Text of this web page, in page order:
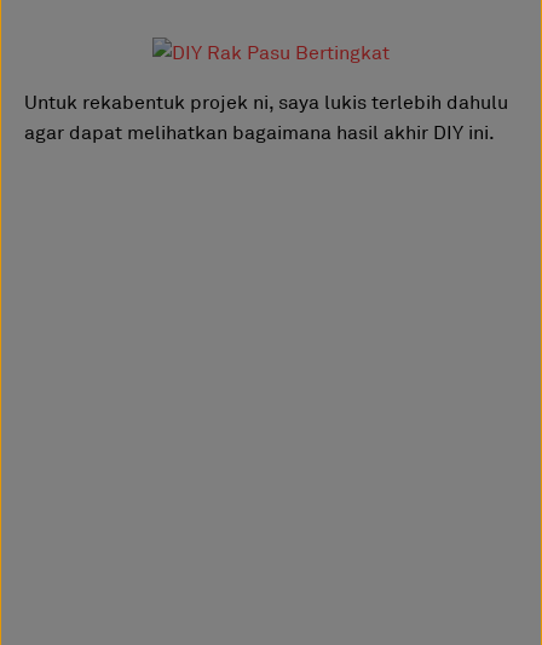
Untuk rekabentuk projek ni, saya lukis terlebih dahulu
agar dapat melihatkan bagaimana hasil akhir DIY ini.